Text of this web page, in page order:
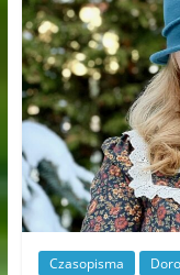
Czasopisma